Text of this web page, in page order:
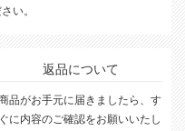
い。
返品について
品がお手元に届きましたら、す
ぐに内容のご確認をお願いいたし